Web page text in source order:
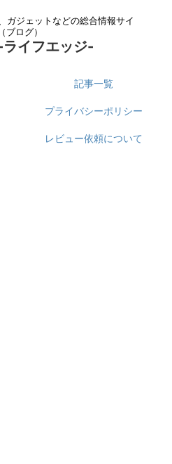
ガジェットなどの総合情報サイ
ブログ）
イフエッジ-
記事一覧
プライバシーポリシー
レビュー依頼について